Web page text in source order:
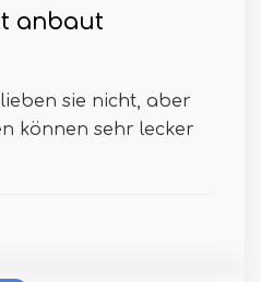
anbaut
sie nicht, aber
können sehr lecker